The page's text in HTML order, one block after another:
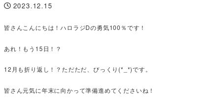
投稿日
2023.12.15
皆さんこんにちは！ハロラジDの勇気100％です！
あれ！もう15日！？
12月も折り返し！？ただただ、びっくり(*_*)です。
皆さん元気に年末に向かって準備進めてくださいね！